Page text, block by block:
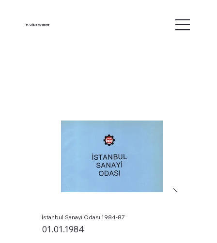
H. Oğuz Aydemir
İstanbul Sanayi Odası,1984-87
01.01.1984